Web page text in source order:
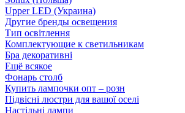
Upper LED (Украина)
Другие бренды освещения
Тип освітлення
Комплектующие к светильникам
Бра декоративні
Ещё всякое
Фонарь столб
Купить лампочки опт – розн
Підвісні люстри для вашої оселі
Настільні лампи